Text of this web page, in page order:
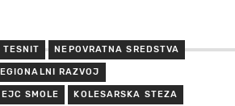
TESNIT NEPOVRATNA SREDSTVA
RAZVOJ
SMOLE KOLESARSKA STEZA